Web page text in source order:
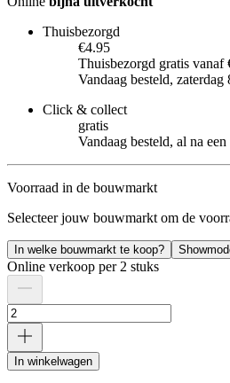
Thuisbezorgd
€4.95
Thuisbezorgd gratis vanaf
Vandaag besteld, zaterdag
Click & collect
gratis
Vandaag besteld, al na
Voorraad in de bouwmarkt
Selecteer jouw bouwmarkt om de
In welke bouwmarkt te koop?
Online verkoop per 2 stuks
In winkelwagen